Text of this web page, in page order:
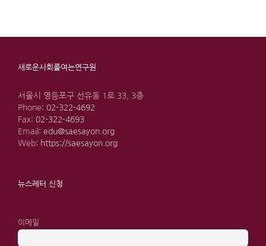
새로운사회를여는연구원
서울시 영등포구 선유동 1로 33, 3층
Phone: 02-322-4692
Fax: 02-322-4693
Email: edu@saesayon.org
Web: https://saesayon.org
뉴스레터 신청
이메일